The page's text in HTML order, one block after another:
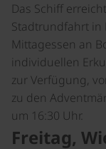
Das Schiff
Stadtrundfahrt in
Mittagessen an
individuellen
zur Verfügung,
zu den
um 16:30 Uhr.
Freitag,